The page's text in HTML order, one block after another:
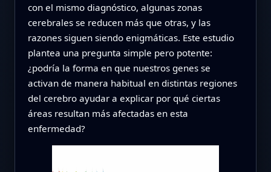
con el mismo diagnóstico, algunas zonas
cerebrales se reducen más que otras, y las
razones siguen siendo enigmáticas. Este estudio
plantea una pregunta simple pero potente:
¿podría la forma en que nuestros genes se
activan de manera habitual en distintas regiones
del cerebro ayudar a explicar por qué ciertas
áreas resultan más afectadas en esta
enfermedad?